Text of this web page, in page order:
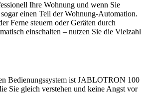
Ihre Wohnung und wenn Sie
einen Teil der Wohnung-Automation.
Ferne steuern oder Geräten durch
einschalten – nutzen Sie die Vielzahl
Bedienungssystem ist JABLOTRON 100
Sie gleich verstehen und keine Angst vor